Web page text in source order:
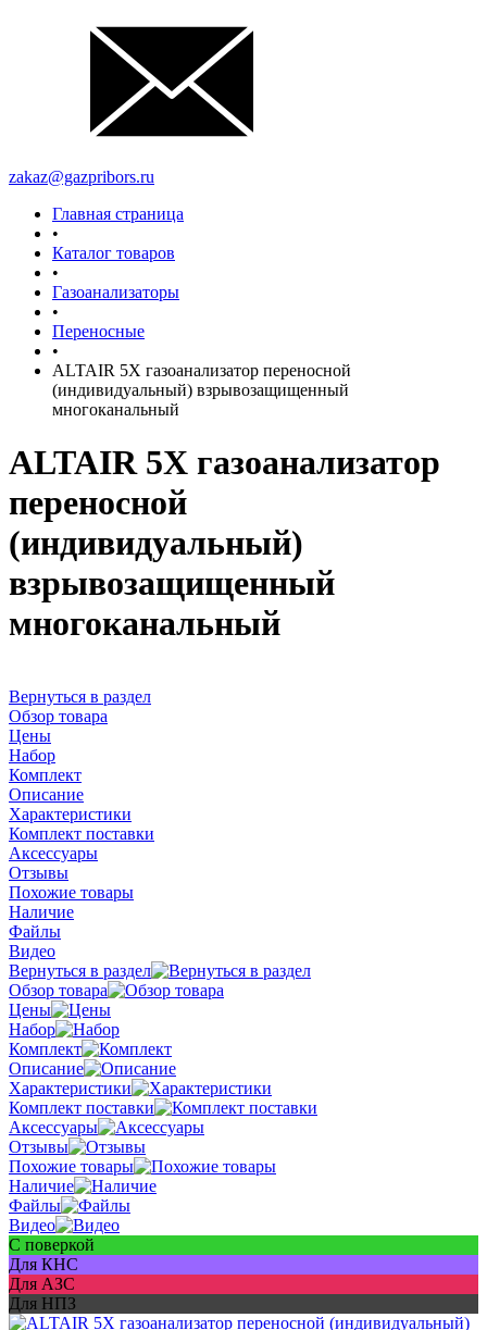
zakaz@gazpribors.ru
Главная страница
•
Каталог товаров
•
Газоанализаторы
•
Переносные
•
ALTAIR 5X газоанализатор переносной
(индивидуальный) взрывозащищенный
многоканальный
ALTAIR 5X газоанализатор
переносной
(индивидуальный)
взрывозащищенный
многоканальный
Вернуться в раздел
Обзор товара
Цены
Набор
Комплект
Описание
Характеристики
Комплект поставки
Аксессуары
Отзывы
Похожие товары
Наличие
Файлы
Видео
Вернуться в раздел
Обзор товара
Цены
Набор
Комплект
Описание
Характеристики
Комплект поставки
Аксессуары
Отзывы
Похожие товары
Наличие
Файлы
Видео
С поверкой
Для КНС
Для АЗС
Для НПЗ